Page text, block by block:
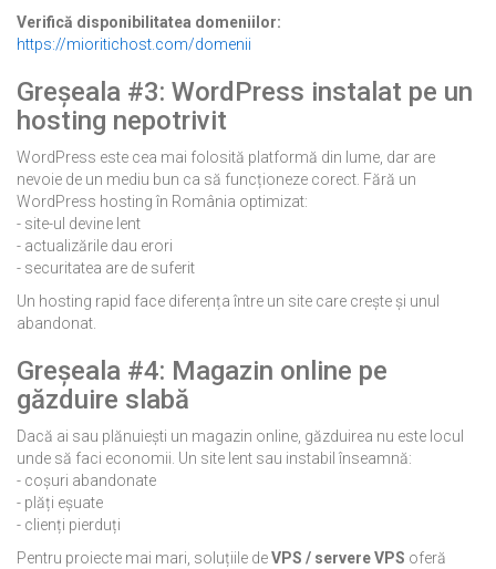
Verifică disponibilitatea domeniilor:
https://mioritichost.com/domenii
Greșeala #3: WordPress instalat pe un
hosting nepotrivit
WordPress este cea mai folosită platformă din lume, dar are
nevoie de un mediu bun ca să funcționeze corect. Fără un
WordPress hosting în România optimizat:
- site-ul devine lent
- actualizările dau erori
- securitatea are de suferit
Un hosting rapid face diferența între un site care crește și unul
abandonat.
Greșeala #4: Magazin online pe
găzduire slabă
Dacă ai sau plănuiești un magazin online, găzduirea nu este locul
unde să faci economii. Un site lent sau instabil înseamnă:
- coșuri abandonate
- plăți eșuate
- clienți pierduți
Pentru proiecte mai mari, soluțiile deVPS / servere VPS oferă